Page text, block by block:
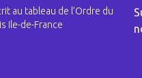
au tableau de l’Ordre du
Ile-de-France